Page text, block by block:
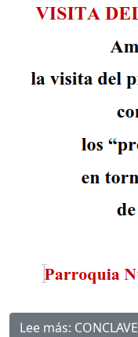
Lee más: CONCLAVE